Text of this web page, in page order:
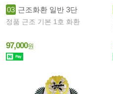
03 근조화환 일반 3단
정품 근조 기본 1호 화환
97,000원